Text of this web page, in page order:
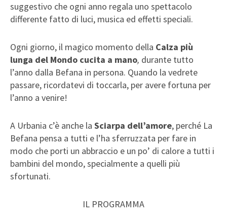
suggestivo che ogni anno regala uno spettacolo
differente fatto di luci, musica ed effetti speciali.
Ogni giorno, il magico momento della Calza più
lunga del Mondo cucita a mano, durante tutto
l’anno dalla Befana in persona. Quando la vedrete
passare, ricordatevi di toccarla, per avere fortuna per
l’anno a venire!
A Urbania c’è anche la Sciarpa dell’amore, perché La
Befana pensa a tutti e l’ha sferruzzata per fare in
modo che porti un abbraccio e un po’ di calore a tutti i
bambini del mondo, specialmente a quelli più
sfortunati.
IL PROGRAMMA